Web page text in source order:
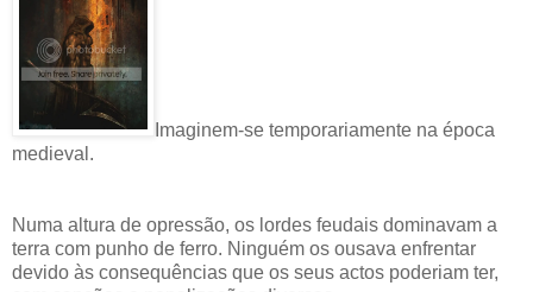
Imaginem-se temporariamente na época
medieval.
Numa altura de opressão, os lordes feudais dominavam a
terra com punho de ferro. Ninguém os ousava enfrentar
devido às consequências que os seus actos poderiam ter,